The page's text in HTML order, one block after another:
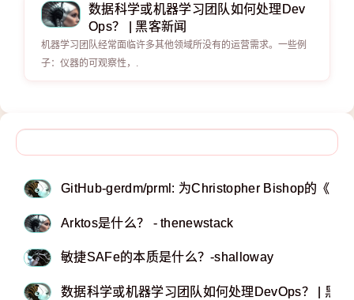
数据科学或机器学习团队如何处理Dev
Ops？ | 黑客新闻
机器学习团队经常面临许多其他领域所没有的运营需求。一些例
子：仪器的可观察性，.
GitHub-gerdm/prml: 为Christopher Bishop的《模
Arktos是什么？ - thenewstack
敏捷SAFe的本质是什么？-shalloway
数据科学或机器学习团队如何处理DevOps？ | 黑客